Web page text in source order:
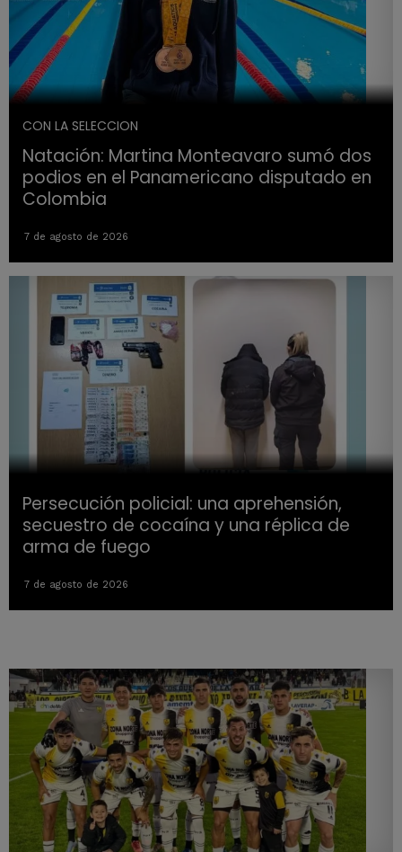
CON LA SELECCION
Natación: Martina Monteavaro sumó dos
podios en el Panamericano disputado en
Colombia
7 de agosto de 2026
Persecución policial: una aprehensión,
secuestro de cocaína y una réplica de
arma de fuego
7 de agosto de 2026